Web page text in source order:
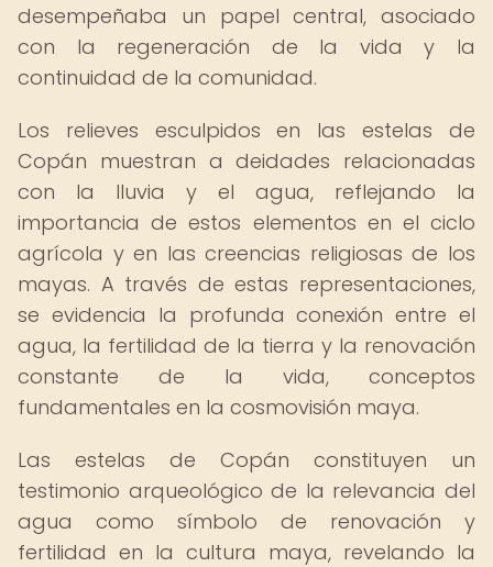
desempeñaba un papel central, asociado
con la regeneración de la vida y la
continuidad de la comunidad.
Los relieves esculpidos en las estelas de
Copán muestran a deidades relacionadas
con la lluvia y el agua, reflejando la
importancia de estos elementos en el ciclo
agrícola y en las creencias religiosas de los
mayas. A través de estas representaciones,
se evidencia la profunda conexión entre el
agua, la fertilidad de la tierra y la renovación
constante de la vida, conceptos
fundamentales en la cosmovisión maya.
Las estelas de Copán constituyen un
testimonio arqueológico de la relevancia del
agua como símbolo de renovación y
fertilidad en la cultura maya, revelando la